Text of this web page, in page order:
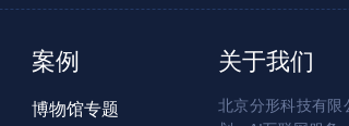
案例
博物馆专题
关于我们
北京分形科技有限